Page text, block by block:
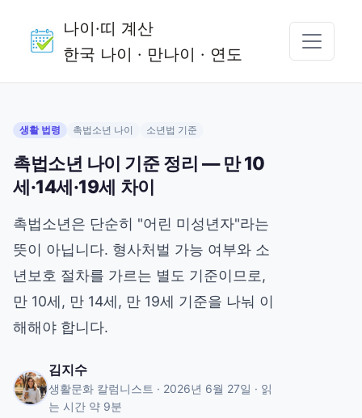
나이·띠 계산
한국 나이 · 만나이 · 연도
생활 법령 촉법소년 나이 소년법 기준
촉법소년 나이 기준 정리 — 만 10
세·14세·19세 차이
촉법소년은 단순히 "어린 미성년자"라는
뜻이 아닙니다. 형사처벌 가능 여부와 소
년보호 절차를 가르는 별도 기준이므로,
만 10세, 만 14세, 만 19세 기준을 나눠 이
해해야 합니다.
김지수
생활문화 칼럼니스트 · 2026년 6월 27일 · 읽
는 시간 약 9분